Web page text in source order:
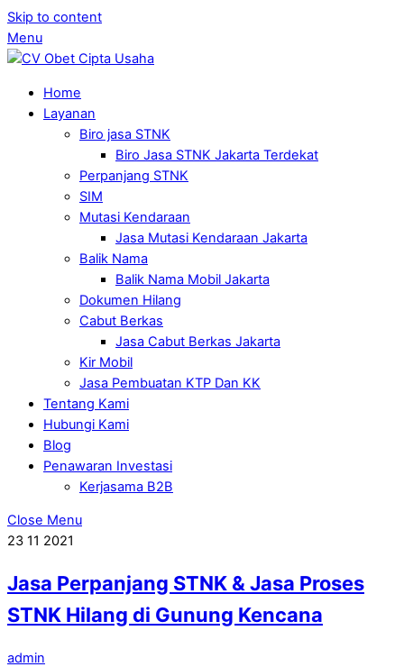
Skip to content
Menu
Home
Layanan
Biro jasa STNK
Biro Jasa STNK Jakarta Terdekat
Perpanjang STNK
SIM
Mutasi Kendaraan
Jasa Mutasi Kendaraan Jakarta
Balik Nama
Balik Nama Mobil Jakarta
Dokumen Hilang
Cabut Berkas
Jasa Cabut Berkas Jakarta
Kir Mobil
Jasa Pembuatan KTP Dan KK
Tentang Kami
Hubungi Kami
Blog
Penawaran Investasi
Kerjasama B2B
Close Menu
23 11 2021
Jasa Perpanjang STNK & Jasa Proses
STNK Hilang di Gunung Kencana
admin